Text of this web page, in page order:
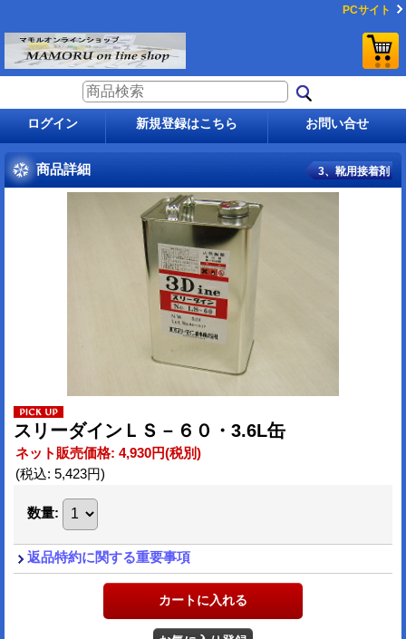
PCサイト
ログイン 新規登録はこちら お問い合せ
商品詳細 3、靴用接着剤
スリーダインＬＳ－６０・3.6L缶
ネット販売価格: 4,930円(税別)
(税込: 5,423円)
数量:
返品特約に関する重要事項